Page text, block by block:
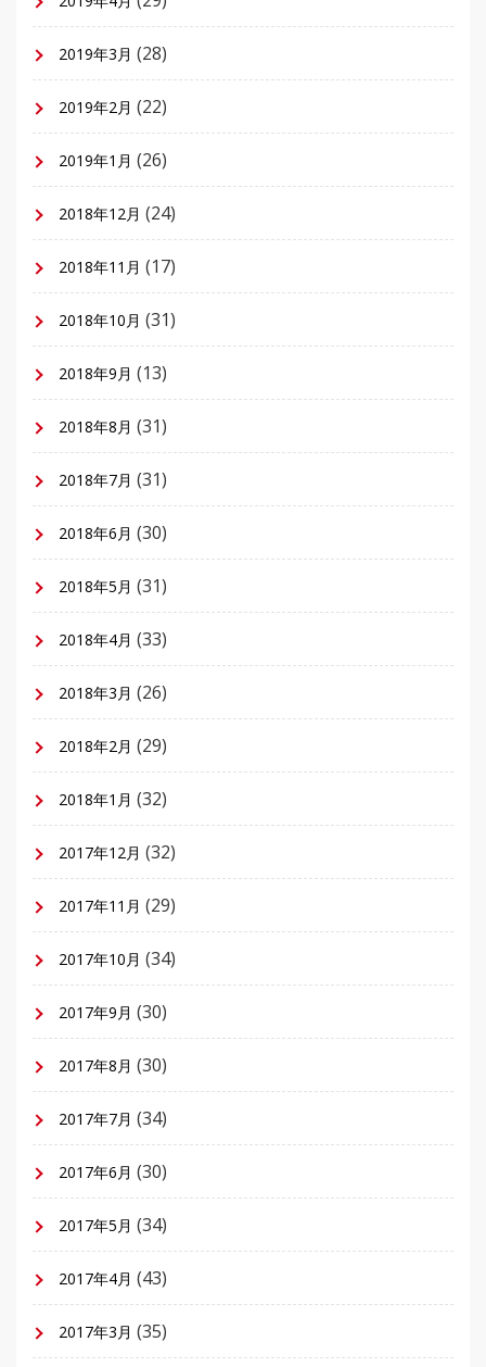
2019年3月 (28)
2019年2月 (22)
2019年1月 (26)
2018年12月 (24)
2018年11月 (17)
2018年10月 (31)
2018年9月 (13)
2018年8月 (31)
2018年7月 (31)
2018年6月 (30)
2018年5月 (31)
2018年4月 (33)
2018年3月 (26)
2018年2月 (29)
2018年1月 (32)
2017年12月 (32)
2017年11月 (29)
2017年10月 (34)
2017年9月 (30)
2017年8月 (30)
2017年7月 (34)
2017年6月 (30)
2017年5月 (34)
2017年4月 (43)
2017年3月 (35)